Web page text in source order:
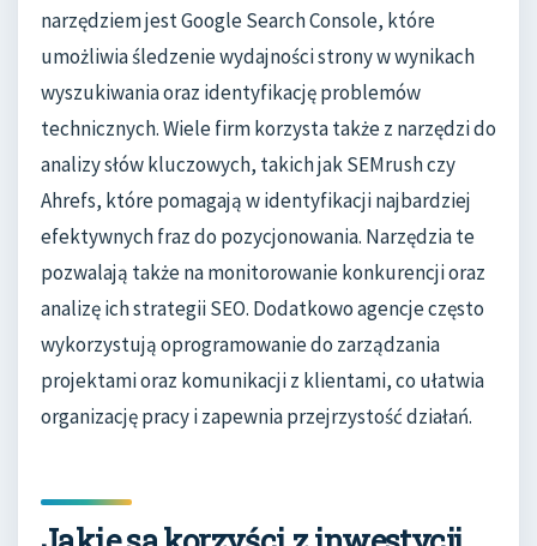
narzędziem jest Google Search Console, które
umożliwia śledzenie wydajności strony w wynikach
wyszukiwania oraz identyfikację problemów
technicznych. Wiele firm korzysta także z narzędzi do
analizy słów kluczowych, takich jak SEMrush czy
Ahrefs, które pomagają w identyfikacji najbardziej
efektywnych fraz do pozycjonowania. Narzędzia te
pozwalają także na monitorowanie konkurencji oraz
analizę ich strategii SEO. Dodatkowo agencje często
wykorzystują oprogramowanie do zarządzania
projektami oraz komunikacji z klientami, co ułatwia
organizację pracy i zapewnia przejrzystość działań.